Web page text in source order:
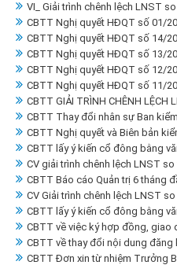
VI_ Giải trình chênh lệch LNST
CBTT Nghị quyết HĐQT số 01/
CBTT Nghị quyết HĐQT số 14/
CBTT Nghị quyết HĐQT số 13/
CBTT Nghị quyết HĐQT số 12/
CBTT Nghị quyết HĐQT số 11/
CBTT GIẢI TRÌNH CHÊNH LỆCH
CBTT Thay đổi nhân sự Ban
CBTT Nghị quyết và Biên bản
CBTT lấy ý kiến cổ đông bằng
CV giải trình chênh lệch LNST
CBTT Báo cáo Quản trị 6 tháng
CV Giải trình chênh lệch LNST
CBTT lấy ý kiến cổ đông bằng
CBTT về việc ký hợp đồng, giao
CBTT về thay đổi nội dung đăng
CBTT Đơn xin từ nhiệm Trưởng